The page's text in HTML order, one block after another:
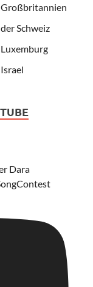
Großbritannien
Schweiz
Luxemburg
Dara